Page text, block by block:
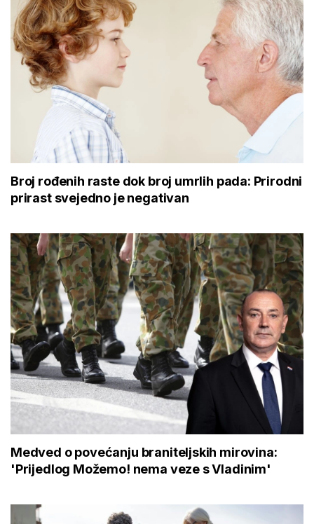
Broj rođenih raste dok broj umrlih pada: Prirodni
prirast svejedno je negativan
Medved o povećanju braniteljskih mirovina:
'Prijedlog Možemo! nema veze s Vladinim'